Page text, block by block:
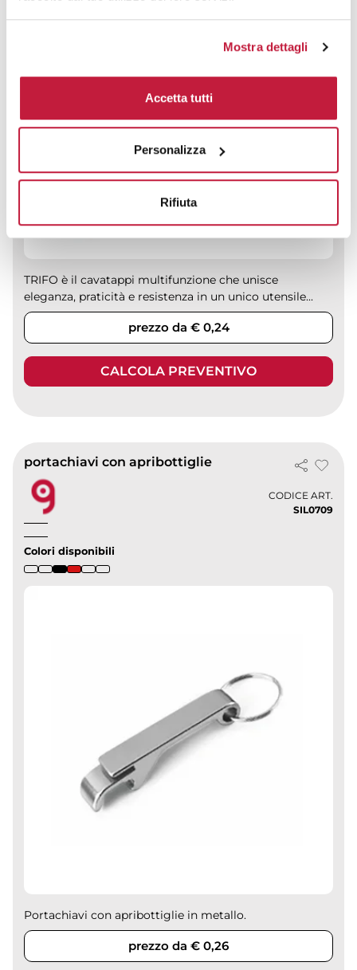
Mostra dettagli
Accetta tutti
Personalizza
Rifiuta
TRIFO è il cavatappi multifunzione che unisce
eleganza, praticità e resistenza in un unico utensile...
prezzo da € 0,24
CALCOLA PREVENTIVO
portachiavi con apribottiglie
CODICE ART.
SIL0709
Colori disponibili
Portachiavi con apribottiglie in metallo.
prezzo da € 0,26